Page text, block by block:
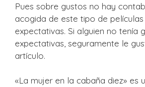
Pues sobre gustos no hay
acogida de este tipo de
expectativas. Si alguien no tenía
expectativas, seguramente le
artículo.
«La mujer en la cabaña diez» es